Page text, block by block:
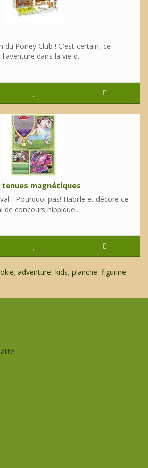
du Poney Club ! C'est certain, ce
dans la vie d..
tenues magnétiques
- Pourquoi pas! Habille et décore ce
de concours hippique..
, adventure, kids, planche, figurine